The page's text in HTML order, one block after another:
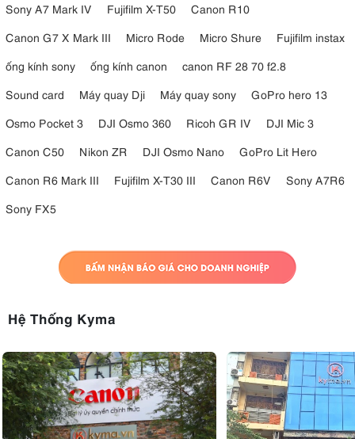
Sony A7 Mark IV
Fujifilm X-T50
Canon R10
Canon G7 X Mark III
Micro Rode Micro Shure
Fujifilm instax
ống kính sony
ống kính canon
canon RF 28 70 f2.8
Sound card
Máy quay Dji Máy quay sony
GoPro hero 13
Osmo Pocket 3
DJI Osmo 360 Ricoh GR IV
DJI Mic 3
Canon C50
Nikon ZR DJI Osmo Nano
GoPro Lit Hero
Canon R6 Mark III
Fujifilm X-T30 III Canon R6V
Sony A7R6
Sony FX5
Hệ Thống Kyma